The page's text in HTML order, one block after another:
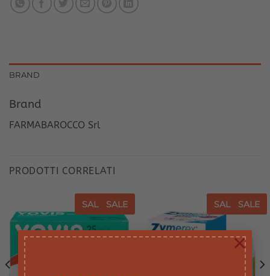
×
BRAND
Brand
FARMABAROCCO Srl
PRODOTTI CORRELATI
SALE SALE
Aggiungi
alla lista
dei
SALE SALE
alla lista
dei
desideri